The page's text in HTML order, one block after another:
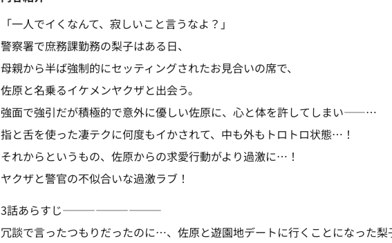
「一人でイくなんて、寂しいこと言うなよ？」
警察署で庶務課勤務の梨子はある日、
母親から半ば強制的にセッティングされたお見合いの席で、
佐原と名乗るイケメンヤクザと出会う。
強面で強引だが積極的で意外に優しい佐原に、心と体を許してしまい――…
指と舌を使った凄テクに何度もイかされて、中も外もトロトロ状態…！
それからというもの、佐原からの求愛行動がより過激に…！
ヤクザと警官の不似合いな過激ラブ！
3話あらすじ—————————
冗談で言ったつもりだったのに…、佐原と遊園地デートに行くことになった梨